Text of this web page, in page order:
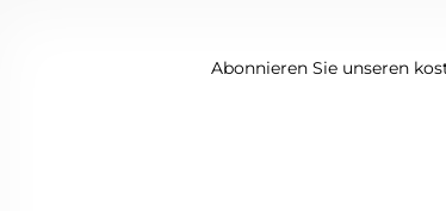
Abonnieren Sie unseren